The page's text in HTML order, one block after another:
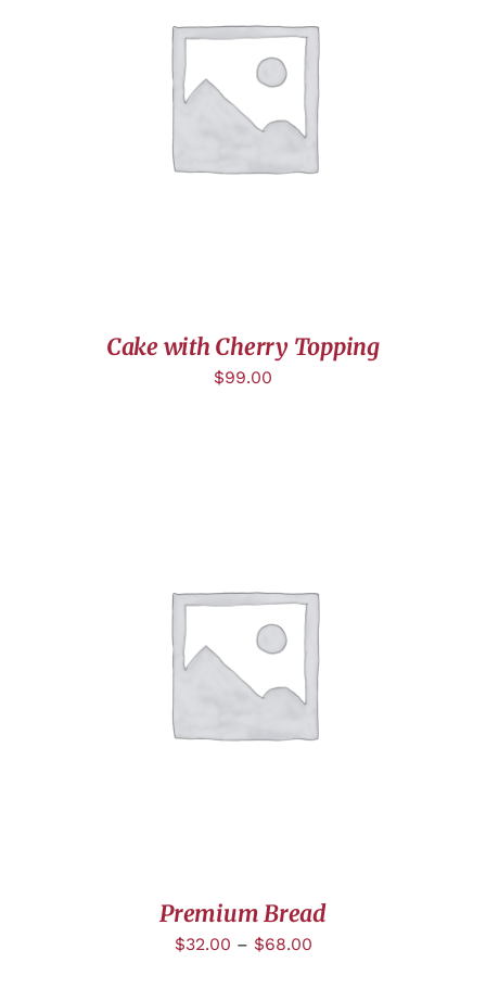
AJOUTER AU PANIER
Cake with Cherry Topping
$99.00
CHOIX DES OPTIONS
Premium Bread
$32.00 – $68.00